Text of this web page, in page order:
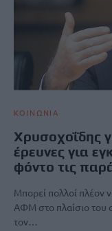
ΚΟΙΝΩΝΙΑ
Χρυσοχοΐδης
έρευνες για
φόντο τις
Μπορεί πολλοί πλέον
ΑΦΜ στο πλαίσιο του
τον…